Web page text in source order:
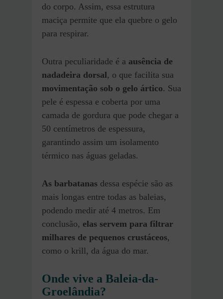
do corpo. Assim, essa estrutura
maciça permite que ela quebre o gelo
para respirar.
Outra peculiaridade é a ausência de
nadadeira dorsal, o que facilita sua
movimentação sob o gelo ártico. Sua
pele é espessa e coberta por uma
camada de gordura que pode chegar a
50 centímetros de espessura,
garantindo assim um isolamento
térmico nas águas geladas.
As barbatanas dessa espécie são as
mais longas entre todas as baleias,
podendo medir até 4 metros. Em
conclusão, elas servem para filtrar
milhares de pequenos crustáceos,
como o krill, da água do mar.
Onde vive a Baleia-da-
Groelândia?